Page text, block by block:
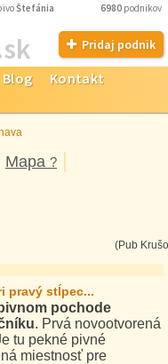
Štefánia 6980 podnikov
Pridaj podnik
Blog
Kontakt
Mapa ?
(Pub
pravý stĺpec...
pochode
. Prvá novootvorená
tu pekné pivné
miestnosť pre